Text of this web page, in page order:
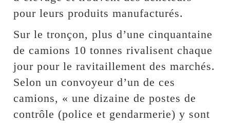
pour leurs produits manufacturés.
Sur le tronçon, plus d’une cinquantaine
de camions 10 tonnes rivalisent chaque
jour pour le ravitaillement des marchés.
Selon un convoyeur d’un de ces
camions, « une dizaine de postes de
contrôle (police et gendarmerie) y sont